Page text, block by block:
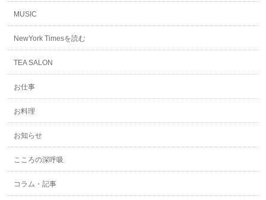
MUSIC
NewYork Timesを読む
TEA SALON
お仕事
お料理
お知らせ
こころの深呼吸
コラム・記事